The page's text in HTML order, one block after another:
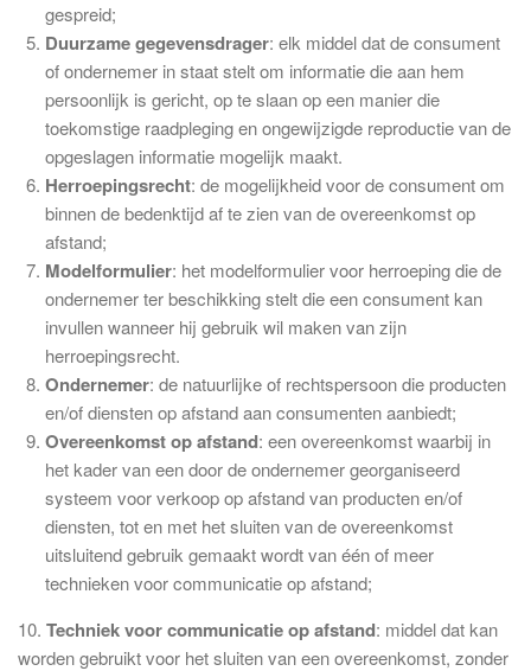
gespreid;
Duurzame gegevensdrager: elk middel dat de consument
of ondernemer in staat stelt om informatie die aan hem
persoonlijk is gericht, op te slaan op een manier die
toekomstige raadpleging en ongewijzigde reproductie van de
opgeslagen informatie mogelijk maakt.
Herroepingsrecht: de mogelijkheid voor de consument om
binnen de bedenktijd af te zien van de overeenkomst op
afstand;
Modelformulier: het modelformulier voor herroeping die de
ondernemer ter beschikking stelt die een consument kan
invullen wanneer hij gebruik wil maken van zijn
herroepingsrecht.
Ondernemer: de natuurlijke of rechtspersoon die producten
en/of diensten op afstand aan consumenten aanbiedt;
Overeenkomst op afstand: een overeenkomst waarbij in
het kader van een door de ondernemer georganiseerd
systeem voor verkoop op afstand van producten en/of
diensten, tot en met het sluiten van de overeenkomst
uitsluitend gebruik gemaakt wordt van één of meer
technieken voor communicatie op afstand;
10. Techniek voor communicatie op afstand: middel dat kan
worden gebruikt voor het sluiten van een overeenkomst, zonder